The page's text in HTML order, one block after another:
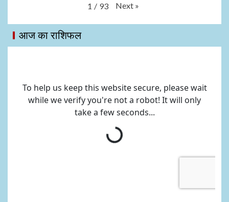
1 / 93 Next »
आज का राशिफल